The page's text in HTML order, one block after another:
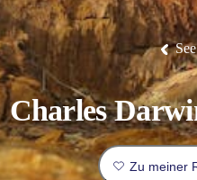
Die
Orte
und
Tiwi-
Inseln
East
Karlu
Karlu
/
Devils
Tjorita
/
West-
Aktivitäten
Top
und
und
Planen
&
Infos
Charles
Zu meiner